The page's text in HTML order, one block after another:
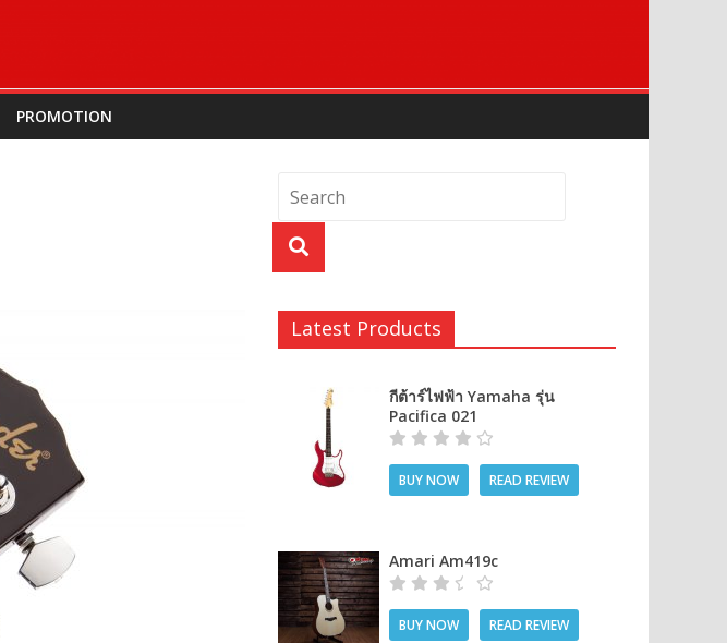
PROMOTION
Latest Products
กีต้าร์ไฟฟ้า Yamaha รุ่น
Pacifica 021
BUY NOW READ REVIEW
Amari Am419c
BUY NOW READ REVIEW